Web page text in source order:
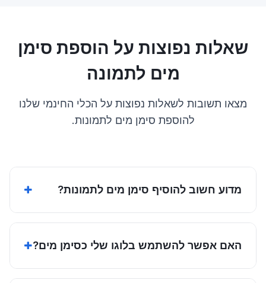
שאלות נפוצות על הוספת סימן
מים לתמונה
מצאו תשובות לשאלות נפוצות על הכלי החינמי שלנו
להוספת סימן מים לתמונות.
מדוע חשוב להוסיף סימן מים לתמונות?
האם אפשר להשתמש בלוגו שלי כסימן מים?